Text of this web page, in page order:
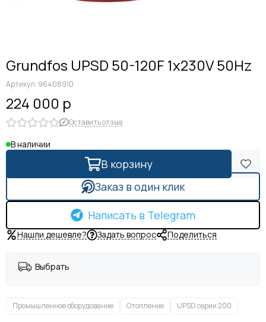
Grundfos UPSD 50-120F 1x230V 50Hz
Артикул: 96408910
224 000 р
Оставить отзыв
В наличии
В корзину
Заказ в один клик
Написать в Telegram
Нашли дешевле? Задать вопрос Поделиться
Выбрать
Промышленное оборудование Отопление UPSD серии 200